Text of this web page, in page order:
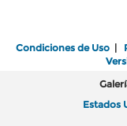
Condiciones de Uso |
Estados